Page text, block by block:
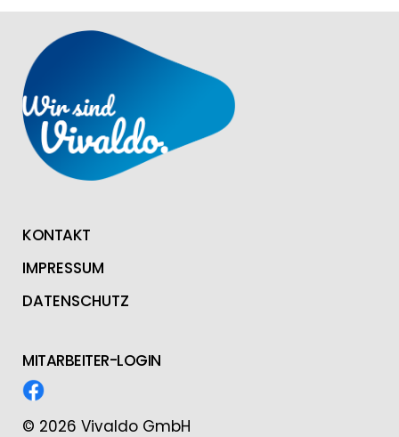
KONTAKT
IMPRESSUM
DATENSCHUTZ
MITARBEITER-LOGIN
© 2026 Vivaldo GmbH